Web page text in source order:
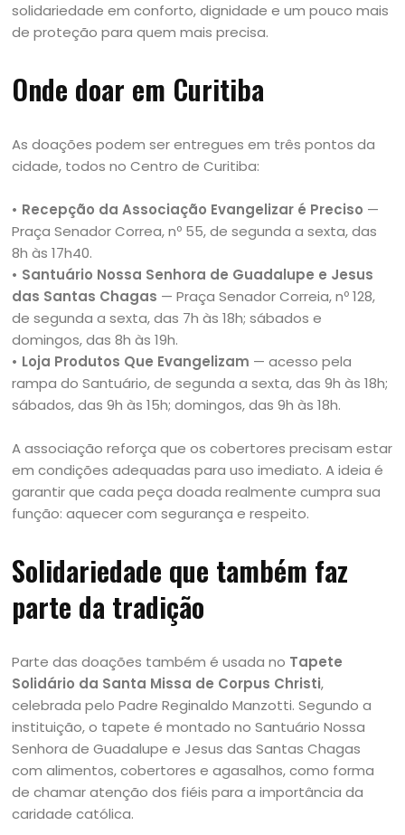
solidariedade em conforto, dignidade e um pouco mais
de proteção para quem mais precisa.
Onde doar em Curitiba
As doações podem ser entregues em três pontos da
cidade, todos no Centro de Curitiba:
• Recepção da Associação Evangelizar é Preciso —
Praça Senador Correa, nº 55, de segunda a sexta, das
8h às 17h40.
• Santuário Nossa Senhora de Guadalupe e Jesus
das Santas Chagas — Praça Senador Correia, nº 128,
de segunda a sexta, das 7h às 18h; sábados e
domingos, das 8h às 19h.
• Loja Produtos Que Evangelizam — acesso pela
rampa do Santuário, de segunda a sexta, das 9h às 18h;
sábados, das 9h às 15h; domingos, das 9h às 18h.
A associação reforça que os cobertores precisam estar
em condições adequadas para uso imediato. A ideia é
garantir que cada peça doada realmente cumpra sua
função: aquecer com segurança e respeito.
Solidariedade que também faz
parte da tradição
Parte das doações também é usada no Tapete
Solidário da Santa Missa de Corpus Christi,
celebrada pelo Padre Reginaldo Manzotti. Segundo a
instituição, o tapete é montado no Santuário Nossa
Senhora de Guadalupe e Jesus das Santas Chagas
com alimentos, cobertores e agasalhos, como forma
de chamar atenção dos fiéis para a importância da
caridade católica.